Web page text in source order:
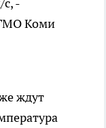
-
Коми
ждут